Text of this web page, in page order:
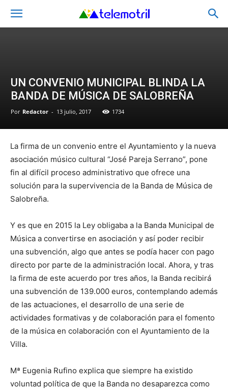
UN CONVENIO MUNICIPAL BLINDA LA
BANDA DE MÚSICA DE SALOBREÑA
Por Redactor - 13 julio, 2017 1734
La firma de un convenio entre el Ayuntamiento y la nueva
asociación músico cultural “José Pareja Serrano”, pone
fin al difícil proceso administrativo que ofrece una
solución para la supervivencia de la Banda de Música de
Salobreña.
Y es que en 2015 la Ley obligaba a la Banda Municipal de
Música a convertirse en asociación y así poder recibir
una subvención, algo que antes se podía hacer con pago
directo por parte de la administración local. Ahora, y tras
la firma de este acuerdo por tres años, la Banda recibirá
una subvención de 139.000 euros, contemplando además
de las actuaciones, el desarrollo de una serie de
actividades formativas y de colaboración para el fomento
de la música en colaboración con el Ayuntamiento de la
Villa.
Mª Eugenia Rufino explica que siempre ha existido
voluntad política de que la Banda no desaparezca como